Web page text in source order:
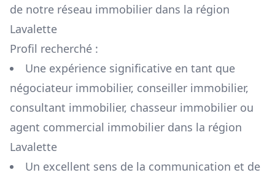
de notre réseau immobilier dans la région
Lavalette
Profil recherché :
Une expérience significative en tant que
négociateur immobilier, conseiller immobilier,
consultant immobilier, chasseur immobilier ou
agent commercial immobilier dans la région
Lavalette
Un excellent sens de la communication et de